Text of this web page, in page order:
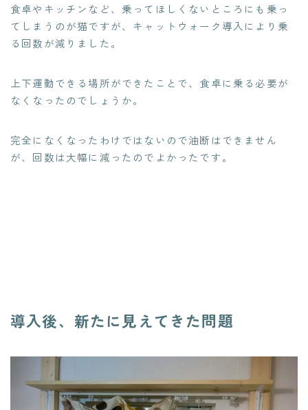
食卓やキッチンなど、乗ってほしくないところにも乗っ
てしまうのが猫ですが、キャットウォーク導入により乗
る回数が減りました。
上下運動できる場所ができたことで、食卓に乗る必要が
なくなったのでしょうか。
完全になくなったわけではないので油断はできません
が、回数は大幅に減ったのでよかったです。
導入後、新たに見えてきた問題